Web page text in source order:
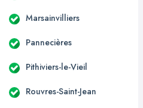
Marsainvilliers
Pannecières
Pithiviers-le-Vieil
Rouvres-Saint-Jean